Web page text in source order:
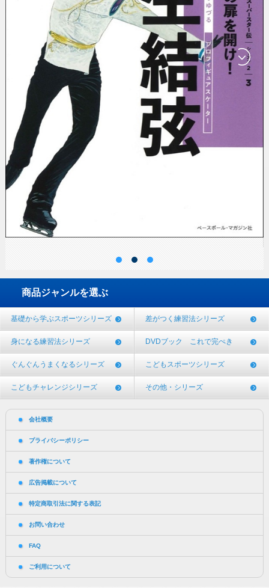
商品ジャンルを選ぶ
基礎から学ぶスポーツシリーズ 差がつく練習法シリーズ
身になる練習法シリーズ DVDブック これで完ぺき
ぐんぐんうまくなるシリーズ こどもスポーツシリーズ
こどもチャレンジシリーズ その他・シリーズ
会社概要
プライバシーポリシー
著作権について
広告掲載について
特定商取引法に関する表記
お問い合わせ
FAQ
ご利用について